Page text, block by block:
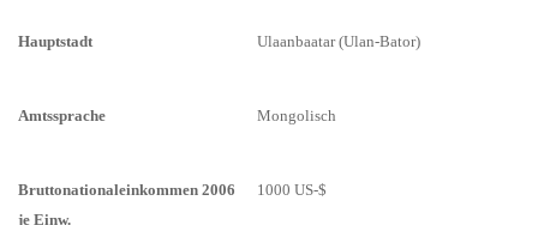
Hauptstadt Ulaanbaatar (Ulan-Bator)
Amtssprache Mongolisch
Bruttonationaleinkommen 2006
je Einw.
1000 US-$